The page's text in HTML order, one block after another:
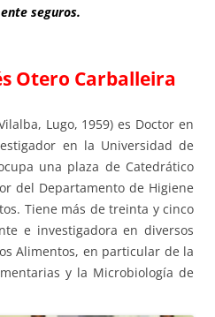
seguros.
Otero Carballeira
Lugo, 1959) es Doctor en
en la Universidad de
una plaza de Catedrático
del Departamento de Higiene
Tiene más de treinta y cinco
e investigadora en diversos
Alimentos, en particular de la
y la Microbiología de